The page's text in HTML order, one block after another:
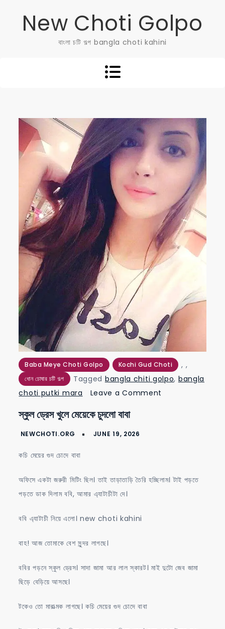
New Choti Golpo
বাংলা চটি গল্প bangla choti kahini
Baba Meye Choti Golpo ,
Kochi Gud Choti ,
ধোন চোষার চটি গল্প Tagged bangla chiti golpo, bangla
choti putki mara
Leave a Comment
বাবা
স্কুল ড্রেস খুলে মেয়েকে চুদলো বাবা
কচি মেয়ের গুদ চোদে বাবা
অফিসে একটা জরুরী মিটিং ছিল। তাই তাড়াতাড়ি তৈরি হচ্ছিলাম। টাই পড়তে
পড়তে ডাক দিলাম ববি, আমার এ্যাটাচীটা দে।
ববি এ্যাটাচী নিয়ে এলো। new choti kahini
বাহ! আজ তোমাকে বেশ সুন্দর লাগছে।
ববির পড়নে স্কুল ড্রেস। সাদা জামা আর লাল স্কারট। মাই দুটো জেব জামা
ছিড়ে বেড়িয়ে আসছে।
টকেও তো মারাত্মক লাগছে। কচি মেয়ের গুদ চোদে বাবা